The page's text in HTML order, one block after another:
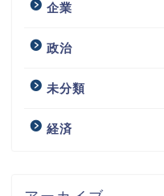
企業
政治
未分類
経済